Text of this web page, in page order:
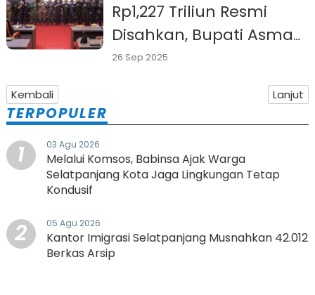
Rp1,227 Triliun Resmi
Disahkan, Bupati Asmar
Tegaskan Program
Prioritas Mulai Berjalan
26 Sep 2025
Kembali Lanjut
TERPOPULER
1 03 Agu 2026
Melalui Komsos, Babinsa Ajak Warga
Selatpanjang Kota Jaga Lingkungan Tetap
Kondusif
2 05 Agu 2026
Kantor Imigrasi Selatpanjang Musnahkan 42.012
Berkas Arsip